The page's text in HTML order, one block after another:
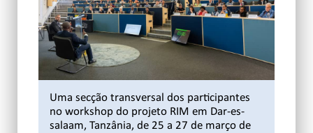
Uma secção transversal dos participantes
no workshop do projeto RIM em Dar-es-
salaam, Tanzânia, de 25 a 27 de março de